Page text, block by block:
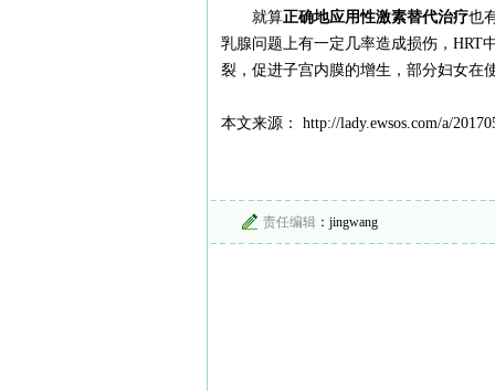
就算正确地应用性激素替代治疗也
乳腺问题上有一定几率造成损伤，HRT
裂，促进子宫内膜的增生，部分妇女在
本文来源： http://lady.ewsos.com/a/
责任编辑 ：jingwang